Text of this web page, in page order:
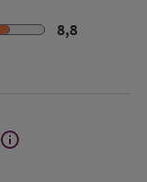
8,8
Visa
info